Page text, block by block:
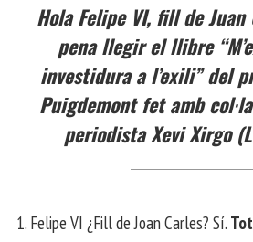
Hola Felipe VI, fill de
pena llegir el llibre
investidura a l’exili” del
Puigdemont fet amb
periodista Xevi Xirgo
1. Felipe VI ¿Fill de Joan Carles? Sí.